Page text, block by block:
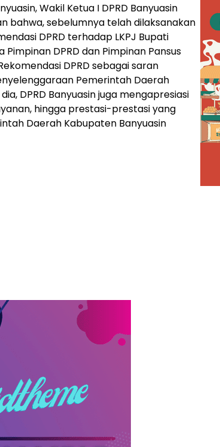
Wakil Ketua I DPRD Banyuasin
bahwa, sebelumnya telah dilaksanakan
DPRD terhadap LKPJ Bupati
Pimpinan DPRD dan Pimpinan Pansus
DPRD sebagai saran
Pemerintah Daerah
DPRD Banyuasin juga mengapresiasi
hingga prestasi-prestasi yang
Daerah Kabupaten Banyuasin